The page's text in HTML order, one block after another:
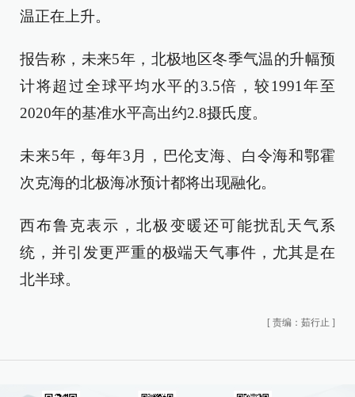
温正在上升。
报告称，未来5年，北极地区冬季气温的升幅预
计将超过全球平均水平的3.5倍，较1991年至
2020年的基准水平高出约2.8摄氏度。
未来5年，每年3月，巴伦支海、白令海和鄂霍
次克海的北极海冰预计都将出现融化。
西布鲁克表示，北极变暖还可能扰乱天气系
统，并引发更严重的极端天气事件，尤其是在
北半球。
[ 责编：茹行止 ]